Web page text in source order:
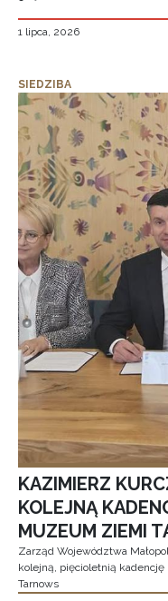
1 lipca, 2026
SIEDZIBA
KAZIMIERZ
KOLEJNĄ
MUZEUM ZIEMI
Zarząd Województwa
kolejną, pięcioletnią
Tarnows